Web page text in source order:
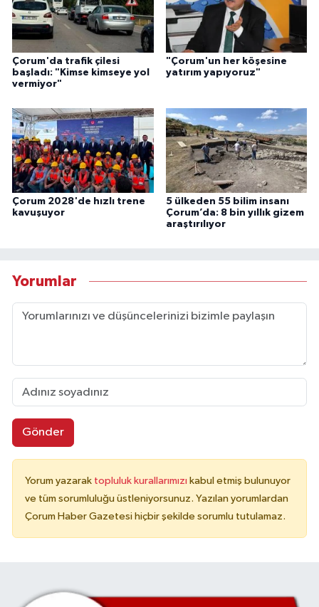
Çorum'da trafik çilesi
başladı: "Kimse kimseye yol
vermiyor"
"Çorum'un her köşesine
yatırım yapıyoruz"
Çorum 2028'de hızlı trene
kavuşuyor
5 ülkeden 55 bilim insanı
Çorum’da: 8 bin yıllık gizem
araştırılıyor
Yorumlar
Gönder
Yorum yazarak topluluk kurallarımızı kabul etmiş bulunuyor
ve tüm sorumluluğu üstleniyorsunuz. Yazılan yorumlardan
Çorum Haber Gazetesi hiçbir şekilde sorumlu tutulamaz.